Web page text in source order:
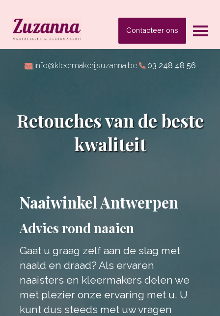
Contacteer ons
info@kleermakerijsuzanna.be 03 248 48 56
Retouches van de beste
kwaliteit
Naaiwinkel Antwerpen
Advies rond naaien
Gaat u graag zelf aan de slag met
naald en draad? Als ervaren
naaisters en kleermakers delen we
met plezier onze ervaring met u. U
kunt dus steeds met uw vragen